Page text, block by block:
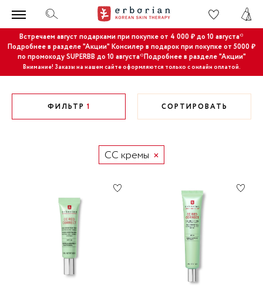
Встречаем август подарками при покупке от 4 000 ₽ до 10 августа*
Подробнее в разделе "Акции"Консилер в подарок при покупке от 5000 ₽
по промокоду SUPERBB до 10 августа*Подробнее в разделе "Акции"
Внимание! Заказы на нашем сайте оформляются только с онлайн оплатой.
ФИЛЬТР 1 СОРТИРОВАТЬ
CC кремы